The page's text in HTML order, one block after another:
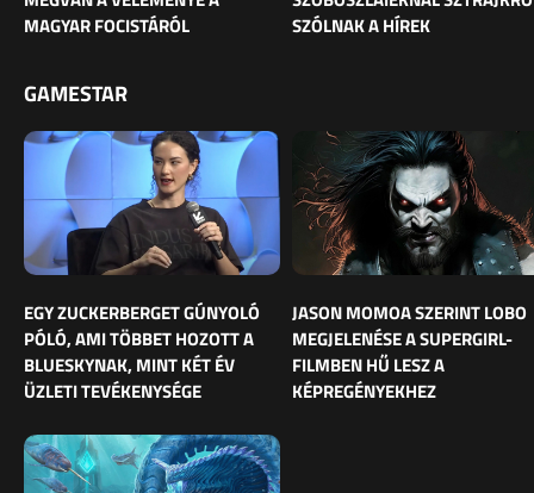
MAGYAR FOCISTÁRÓL
SZÓLNAK A HÍREK
GAMESTAR
EGY ZUCKERBERGET GÚNYOLÓ
PÓLÓ, AMI TÖBBET HOZOTT A
BLUESKYNAK, MINT KÉT ÉV
ÜZLETI TEVÉKENYSÉGE
JASON MOMOA SZERINT LOBO
MEGJELENÉSE A SUPERGIRL-
FILMBEN HŰ LESZ A
KÉPREGÉNYEKHEZ